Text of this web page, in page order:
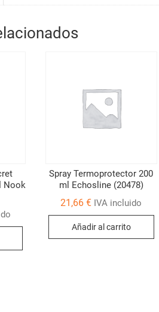
Nook
Spray Termoprotector 200
ml Echosline (20478)
21,66€ IVA incluido
Añadir al carrito